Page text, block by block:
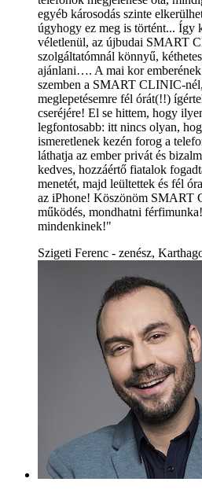
egyéb károsodás szinte
úgyhogy ez meg is történt... Így
véletlenül, az újbudai SMART
szolgáltatómnál könnyű,
ajánlani…. A mai kor
szemben a SMART CLINIC-
meglepetésemre fél órát(!!)
cseréjére! El se hittem, hogy
legfontosabb: itt nincs olyan,
ismeretlenek kezén forog a
láthatja az ember privát és
kedves, hozzáértő fiatalok
menetét, majd leültettek és fél
az iPhone! Köszönöm SMART
működés, mondhatni
mindenkinek!"
Szigeti Ferenc - zenész,